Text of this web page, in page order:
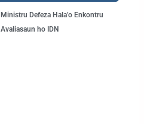
Ministru Defeza Hala’o Enkontru
Avaliasaun ho IDN